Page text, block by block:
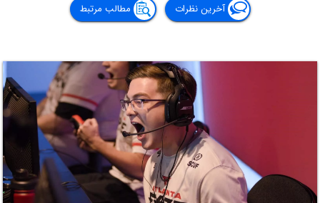
آخرین نظرات مطالب مرتبط